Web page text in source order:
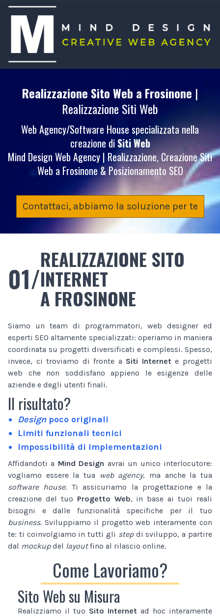
Realizzazione Sito Web a Frosinone |
Realizzazione Siti Web
Web Agency/Software House specializzata nella
creazione di Siti Web
Mind Design Web Agency | Realizzazione, Creazione Siti
Web a Frosinone & Posizionamento SEO
Contattaci, abbiamo la soluzione per te
01/
REALIZZAZIONE SITO
INTERNET
A FROSINONE
Siamo un team di programmatori, web designer ed
esperti SEO altamente specializzati: operiamo in maniera
coordinata su progetti diversificati e complessi. Spesso,
invece, ci troviamo di fronte a Siti Internet e progetti
web che non soddisfano appieno le esigenze delle
aziende e degli utenti finali.
Il risultato?
Designpoco originali
Limiti funzionali tecnici
Impossibilità di implementazioni
Affidandoti a Mind Design avrai un unico interlocutore:
vogliamo essere la tua
web agency, ma anche la tua
software house. Ti assicuriamo la progettazione e la
creazione del tuo Progetto Web, in base ai tuoi reali
bisogni e dalle funzionalità specifiche per il tuo
business. Sviluppiamo il progetto web interamente con
te: ti coinvolgiamo in tutti gli stepdi sviluppo, a partire
dal mockupdel layoutfino al rilascio online.
Come Lavoriamo?
Sito Web su Misura
Realizziamo il tuo Sito Internet ad hoc interamente